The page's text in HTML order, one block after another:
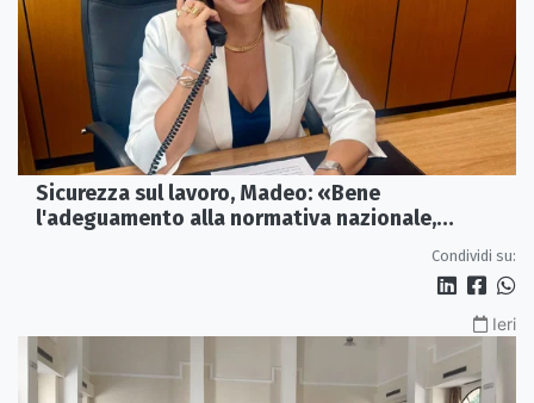
Sicurezza sul lavoro, Madeo: «Bene
l'adeguamento alla normativa nazionale,
Condividi su:
Ieri